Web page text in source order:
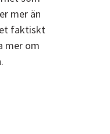
mer än
faktiskt
mer om